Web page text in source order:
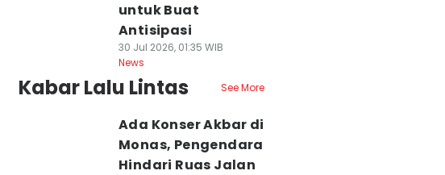
untuk Buat
Antisipasi
30 Jul 2026, 01:35 WIB
News
Kabar Lalu Lintas See More
Ada Konser Akbar di
Monas, Pengendara
Hindari Ruas Jalan